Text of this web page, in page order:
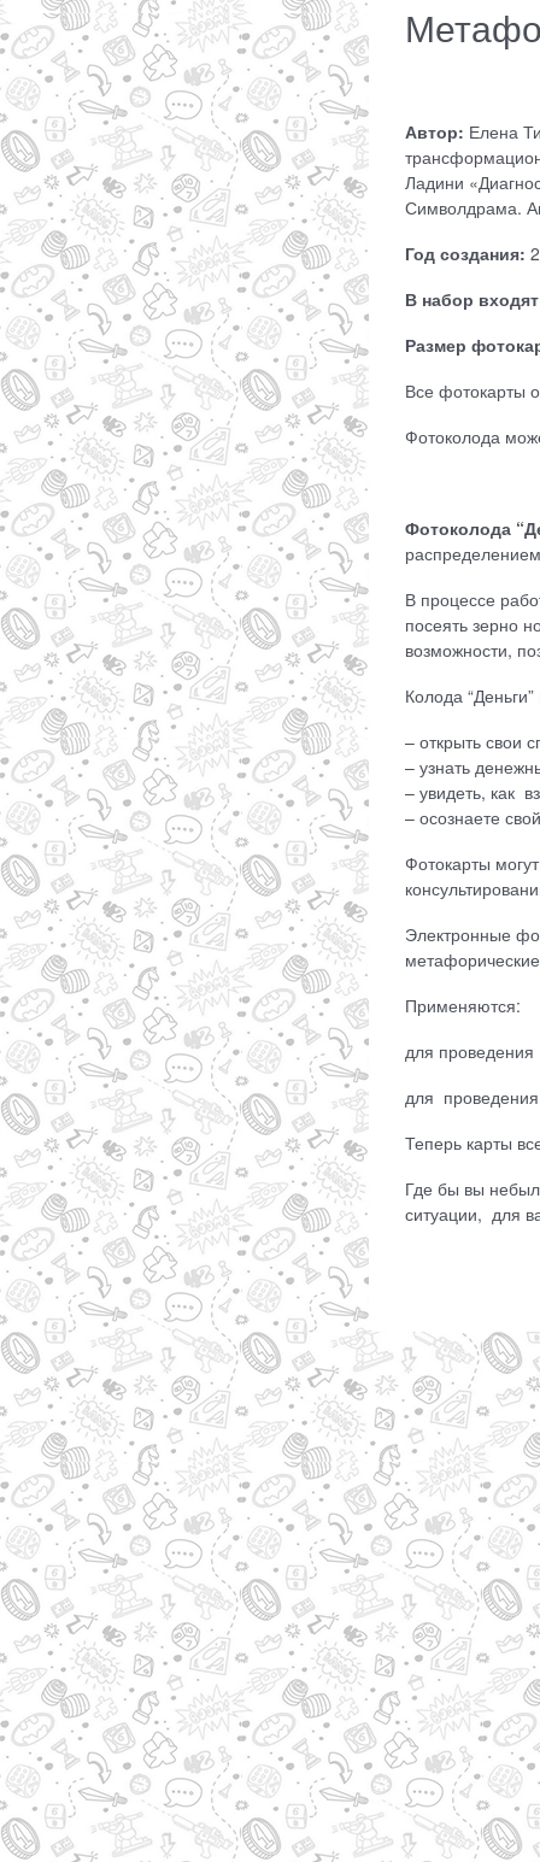
Автор: Елена
Ладини
Символдрама.
Год создания:
В набор
Размер
Все фотокарты
Фотоколода
Фотоколода
В процессе
посеять зерно
возможности,
Колода
– открыть свои
– узнать
– увидеть, как
– осознаете
Фотокарты
Электронные
Применяются:
для проведения
для
Теперь карты
Где бы вы
ситуации, для